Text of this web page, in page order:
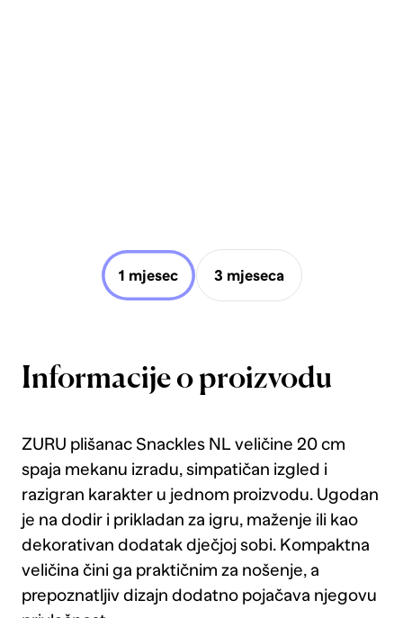
1 mjesec 3 mjeseca
Informacije o proizvodu
ZURU plišanac Snackles NL veličine 20 cm
spaja mekanu izradu, simpatičan izgled i
razigran karakter u jednom proizvodu. Ugodan
je na dodir i prikladan za igru, maženje ili kao
dekorativan dodatak dječjoj sobi. Kompaktna
veličina čini ga praktičnim za nošenje, a
prepoznatljiv dizajn dodatno pojačava njegovu